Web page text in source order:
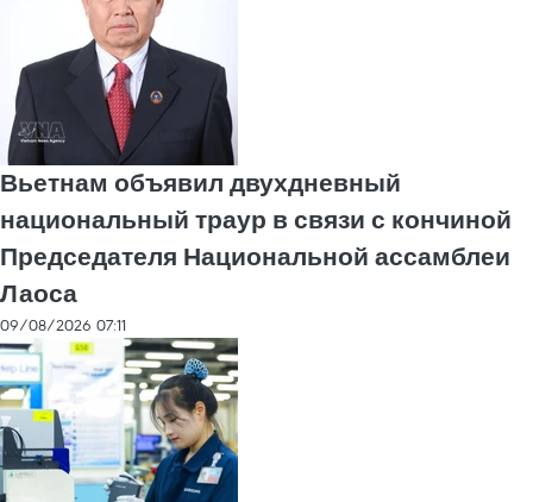
Вьетнам объявил двухдневный
национальный траур в связи с кончиной
Председателя Национальной ассамблеи
Лаоса
09/08/2026 07:11